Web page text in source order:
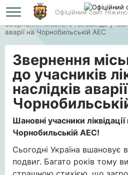
Офіційний сайт
Головна
Звернення міського голови до
аварії на Чорнобильській АЕС
Звернення
до учасників
наслідків
Шановні учасники ліквідації
Чорнобильській АЕС!
Сьогодні Україна вшановує
подвиг. Багато років тому